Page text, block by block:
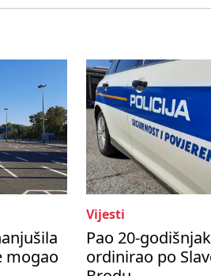
mogao
Vijesti
Pao 20-
ordinirao po